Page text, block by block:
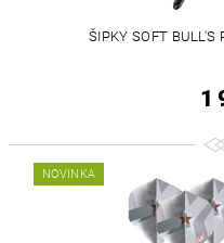
ŠIPKY SOFT BULL'S
1
NOVINKA